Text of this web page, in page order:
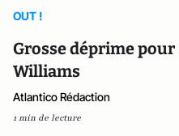
OUT !
Grosse déprime pour
Williams
Atlantico Rédaction
1 min de lecture